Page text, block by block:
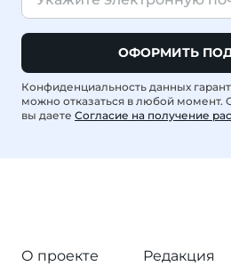
ОФОРМИТЬ
Конфиденциальность данных
можно отказаться в любой момент.
вы даете Согласие на получение
О проекте
Редакция